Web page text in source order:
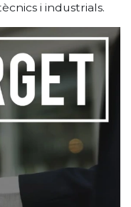
i industrials.